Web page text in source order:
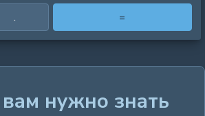
. =
вам нужно знать